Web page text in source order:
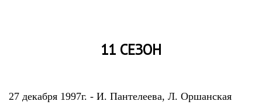
11 СЕЗОН
27 декабря 1997г. - И. Пантелеева, Л. Оршанская